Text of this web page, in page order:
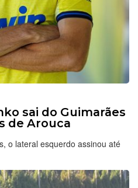
sai do Guimarães
de Arouca
o lateral esquerdo assinou até